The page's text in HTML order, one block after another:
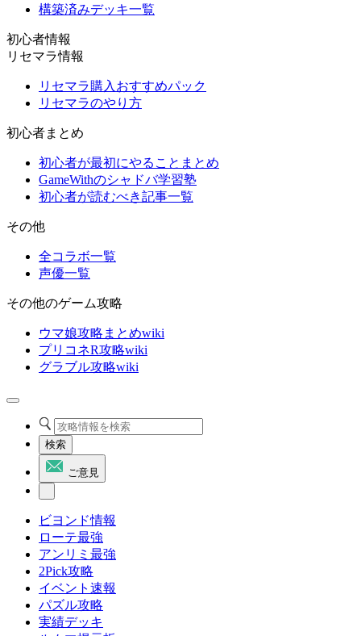
構築済みデッキ一覧
初心者情報
リセマラ情報
リセマラ購入おすすめパック
リセマラのやり方
初心者まとめ
初心者が最初にやることまとめ
GameWithのシャドバ学習塾
初心者が読むべき記事一覧
その他
全コラボ一覧
声優一覧
その他のゲーム攻略
ウマ娘攻略まとめwiki
プリコネR攻略wiki
グラブル攻略wiki
検索
ご意見
ビヨンド情報
ローテ最強
アンリミ最強
2Pick攻略
イベント速報
パズル攻略
実績デッキ